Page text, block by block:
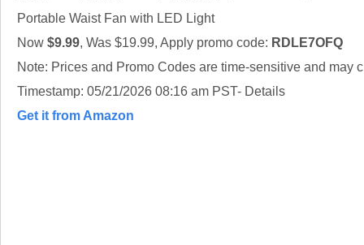
Portable Waist Fan with LED Light
Now $9.99, Was $19.99, Apply promo code: RDLE7OFQ
Note: Prices and Promo Codes are time-sensitive and may
Timestamp: 05/21/2026 08:16 am PST- Details
Get it from Amazon